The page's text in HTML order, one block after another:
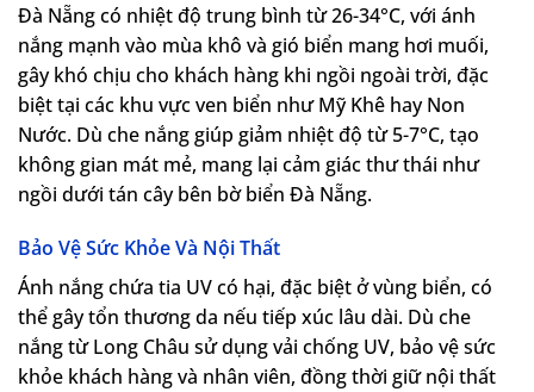
Đà Nẵng có nhiệt độ trung bình từ 26-34°C, với ánh
nắng mạnh vào mùa khô và gió biển mang hơi muối,
gây khó chịu cho khách hàng khi ngồi ngoài trời, đặc
biệt tại các khu vực ven biển như Mỹ Khê hay Non
Nước. Dù che nắng giúp giảm nhiệt độ từ 5-7°C, tạo
không gian mát mẻ, mang lại cảm giác thư thái như
ngồi dưới tán cây bên bờ biển Đà Nẵng.
Bảo Vệ Sức Khỏe Và Nội Thất
Ánh nắng chứa tia UV có hại, đặc biệt ở vùng biển, có
thể gây tổn thương da nếu tiếp xúc lâu dài. Dù che
nắng từ Long Châu sử dụng vải chống UV, bảo vệ sức
khỏe khách hàng và nhân viên, đồng thời giữ nội thất